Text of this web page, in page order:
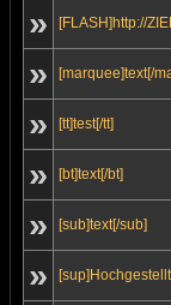
» [FLASH]http://
» [marquee]text[/
» [tt]test[/tt]
» [bt]text[/bt]
» [sub]text[/sub]
»